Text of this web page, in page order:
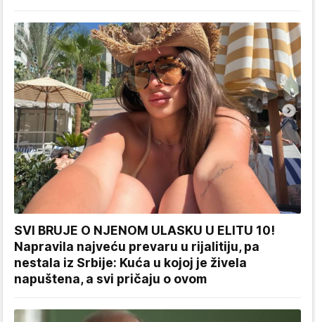
SVI BRUJE O NJENOM ULASKU U ELITU 10!
Napravila najveću prevaru u rijalitiju, pa
nestala iz Srbije: Kuća u kojoj je živela
napuštena, a svi pričaju o ovom